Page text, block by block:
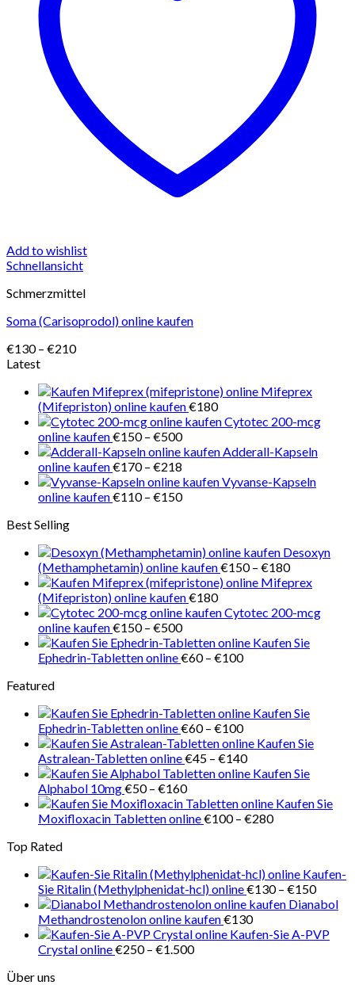
Add to wishlist
Schnellansicht
Schmerzmittel
Soma (Carisoprodol) online kaufen
€130 – €210Preisspanne:
€210
Latest
Mifeprex
(Mifepriston) online kaufen€180
Cytotec 200-mcg
online kaufen€150 – €500Preisspanne:
€150
€500
Adderall-Kapseln
online kaufen€170 – €218
€170
bis
Vyvanse-Kapseln
online kaufen€110 – €150Preisspanne:
Best Selling
Desoxyn
(Methamphetamin) online kaufen€150 – €180
€150
€180
Mifeprex
(Mifepriston) online kaufen€180
Cytotec 200-mcg
online kaufen€150 – €500Preisspanne:
€150
bis
Kaufen Sie
Ephedrin-Tabletten online€60 – €100Preisspanne:
Featured
Kaufen Sie
Ephedrin-Tabletten online€60 – €100Preisspanne:
€60
bis
€100
Kaufen Sie
Astralean-Tabletten online€45 – €140Preisspanne:
€45
€140
Kaufen Sie
Alphabol 10mg€50 – €160Preisspanne:
€50
bis
Kaufen Sie
Moxifloxacin Tabletten online€100 – €280Preisspanne:
Top Rated
Kaufen-
Sie Ritalin (Methylphenidat-hcl) online€130 – €150
€130
€150
Dianabol
Methandrostenolon online kaufen€130
Kaufen-Sie A-PVP
Crystal online€250 – €1.500Preisspanne:
Über uns